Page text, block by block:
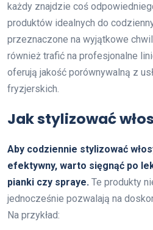
każdy znajdzie coś
produktów idealnych do
przeznaczone na wyjątkowe
również trafić na profesjonalne
oferują jakość porównywalną z
fryzjerskich.
Jak stylizować
Aby codziennie stylizować
efektywny, warto sięgnąć po
pianki czy spraye. Te produkty
jednocześnie pozwalają na
Na przykład: